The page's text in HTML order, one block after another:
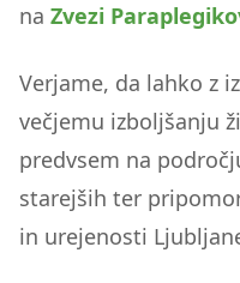
na Zvezi
Verjame, da lahko z
večjemu izboljšanju
predvsem na
starejših ter
in urejenosti